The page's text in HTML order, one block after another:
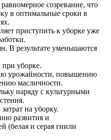
созревание, что
в оптимальные сроки в
приступить к уборке уже
В результате уменьшаются
уборке.
урожайности, повышению
масличности.
наряду с культурными
на уборку.
развития и
(белая и серая гнили